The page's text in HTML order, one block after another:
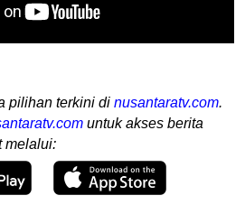
pilihan terkini di nusantaratv.com.
untuk akses berita
melalui: